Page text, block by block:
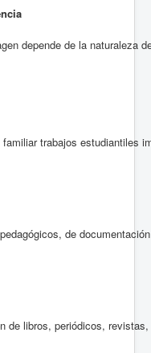
depende de la naturaleza
trabajos estudiantiles
de
de libros, periódicos,